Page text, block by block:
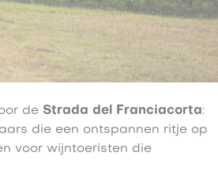
de Strada del Franciacorta:
die een ontspannen ritje op
voor wijntoeristen die